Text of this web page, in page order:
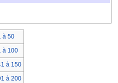
à 50
à 100
à 150
à 200